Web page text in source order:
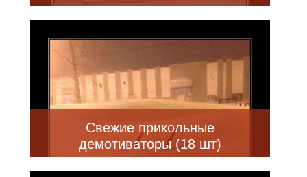
Свежие прикольные
демотиваторы (18 шт)